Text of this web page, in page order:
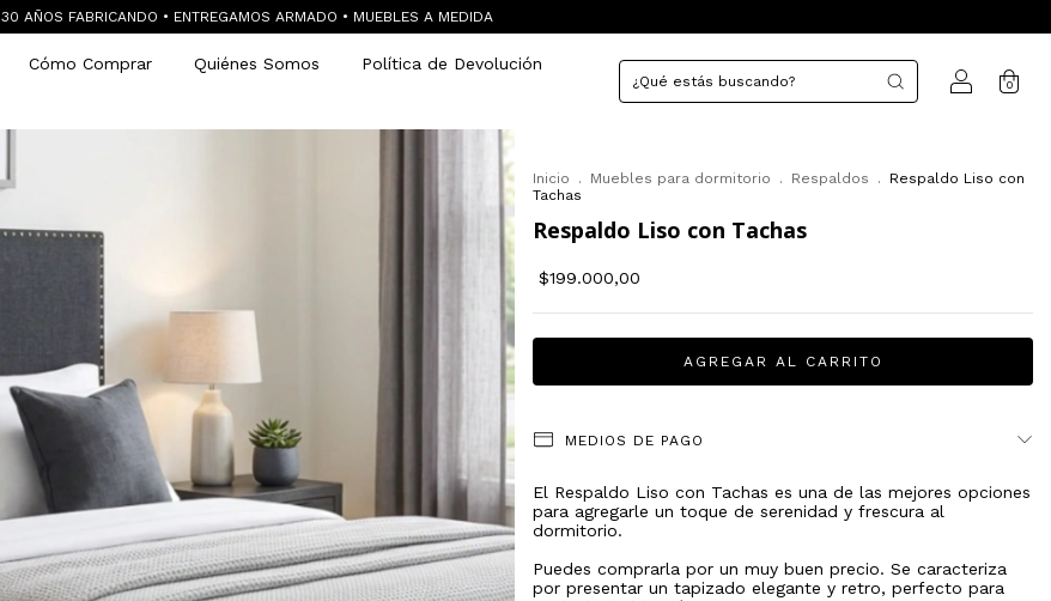
30 AÑOS FABRICANDO • ENTREGAMOS ARMADO • MUEBLES A MEDIDA
Cómo Comprar Quiénes Somos
Política de Devolución
0
Inicio . Muebles para dormitorio . Respaldos .
Respaldo Liso con
Tachas
Respaldo Liso con Tachas
$199.000,00
MEDIOS DE PAGO
El Respaldo Liso con Tachas es una de las mejores opciones
para agregarle un toque de serenidad y frescura al
dormitorio.
Puedes comprarla por un muy buen precio. Se caracteriza
por presentar un tapizado elegante y retro, perfecto para